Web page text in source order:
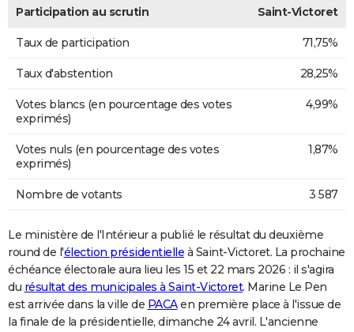
Participation au scrutin Saint-Victoret
Taux de participation 71,75%
Taux d'abstention 28,25%
Votes blancs (en pourcentage des votes
exprimés)
4,99%
Votes nuls (en pourcentage des votes
exprimés)
1,87%
Nombre de votants 3 587
Le ministère de l'Intérieur a publié le résultat du deuxième
round de l'élection présidentielle à Saint-Victoret. La prochaine
échéance électorale aura lieu les 15 et 22 mars 2026 : il s'agira
du résultat des municipales à Saint-Victoret. Marine Le Pen
est arrivée dans la ville de PACAen première place à l'issue de
la finale de la présidentielle, dimanche 24 avril. L'ancienne